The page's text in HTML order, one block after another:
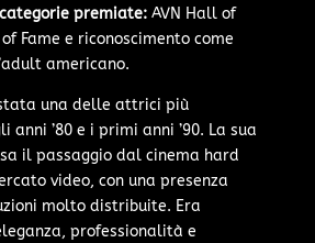
premiate:AVN Hall of
of Fame e riconoscimento come
americano.
una delle attrici più
anni ’80 e i primi anni ’90. La sua
il passaggio dal cinema hard
video, con una presenza
molto distribuite. Era
professionalità e